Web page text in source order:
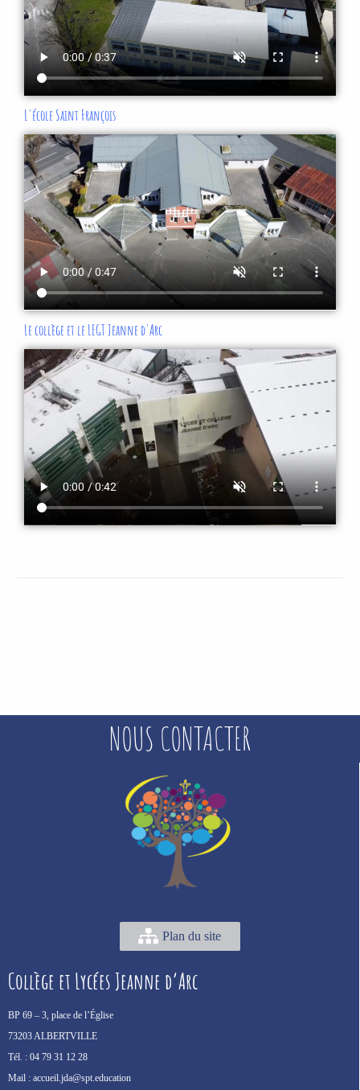
L'école Saint François
Le collège et le LEGT Jeanne d'Arc
NOUS CONTACTER
Plan du site
Collège et Lycées Jeanne d’Arc
BP 69 – 3, place de l’Église
73203 ALBERTVILLE
Tél. : 04 79 31 12 28
Mail : accueil.jda@spt.education